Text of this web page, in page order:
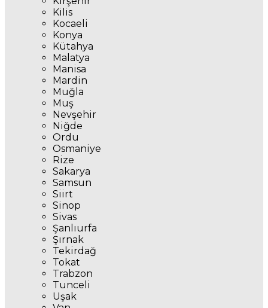
Kilis
Kocaeli
Konya
Kütahya
Malatya
Manisa
Mardin
Muğla
Muş
Nevşehir
Niğde
Ordu
Osmaniye
Rize
Sakarya
Samsun
Siirt
Sinop
Sivas
Şanlıurfa
Şırnak
Tekirdağ
Tokat
Trabzon
Tunceli
Uşak